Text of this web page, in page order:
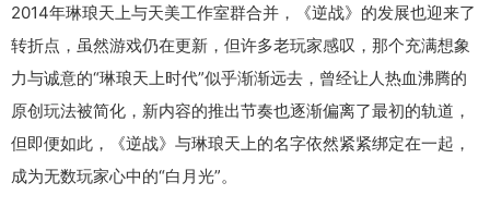
2014年琳琅天上与天美工作室群合并，《逆战》的发展也迎来了
转折点，虽然游戏仍在更新，但许多老玩家感叹，那个充满想象
力与诚意的“琳琅天上时代”似乎渐渐远去，曾经让人热血沸腾的
原创玩法被简化，新内容的推出节奏也逐渐偏离了最初的轨道，
但即便如此，《逆战》与琳琅天上的名字依然紧紧绑定在一起，
成为无数玩家心中的“白月光”。